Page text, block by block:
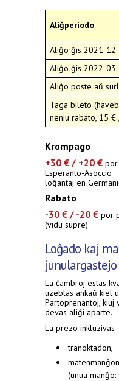
Aliĝperiodo
Aliĝo ĝis 2021-
Aliĝo ĝis 2022-
Aliĝo poste aŭ
Taga bileto
neniu rabato, 15
Krompago
+30 € / +20 € por
Esperanto-Asoccio
loĝantaj en
Rabato
-30 € / -20 € por
(vidu supre)
Loĝado kaj
junulargastejo
La ĉambroj estas
uzeblas ankaŭ kiel
Partoprenantoj, kiuj
devas aliĝi aparte.
La prezo inkluzivas
tranoktadon,
(unua